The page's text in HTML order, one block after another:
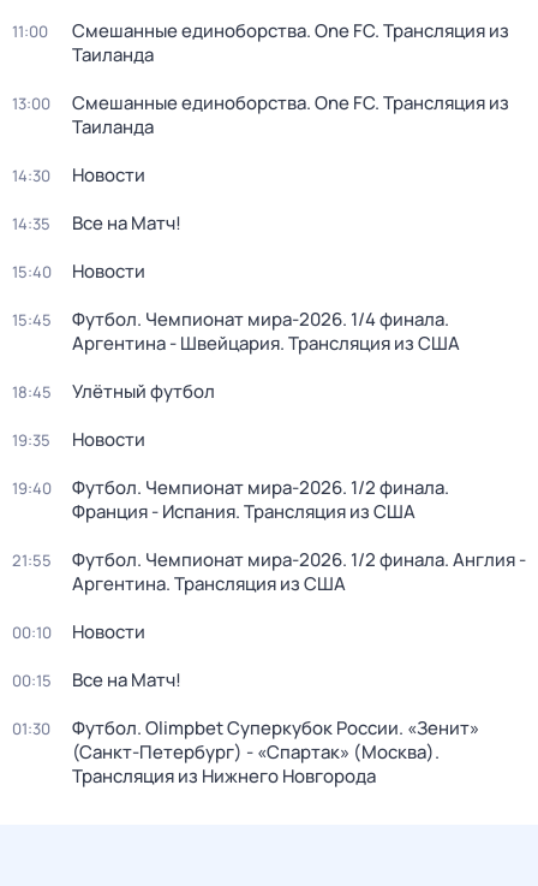
11:00
Смешанные единоборства. One FC. Трансляция из
Таиланда
13:00
Смешанные единоборства. One FC. Трансляция из
Таиланда
14:30 Новости
14:35 Все на Матч!
15:40 Новости
15:45
Футбол. Чемпионат мира-2026. 1/4 финала.
Аргентина - Швейцария. Трансляция из США
18:45 Улётный футбол
19:35 Новости
19:40
Футбол. Чемпионат мира-2026. 1/2 финала.
Франция - Испания. Трансляция из США
21:55
Футбол. Чемпионат мира-2026. 1/2 финала. Англия -
Аргентина. Трансляция из США
00:10 Новости
00:15 Все на Матч!
01:30
Футбол. Olimpbet Суперкубок России. «Зенит»
(Санкт-Петербург) - «Спартак» (Москва).
Трансляция из Нижнего Новгорода